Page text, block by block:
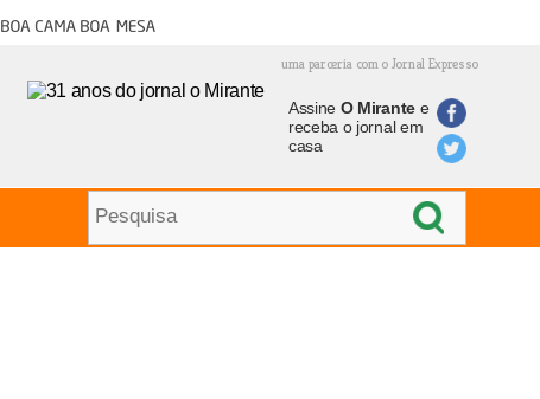
Boa cama boa mesa
uma parceria com o Jornal Expresso
Assine O Mirantee
receba o jornal em
casa